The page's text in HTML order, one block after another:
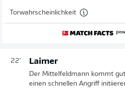
Torwahrscheinlichkeit
22' Laimer
Der Mittelfeldmann kommt
einen schnellen Angriff